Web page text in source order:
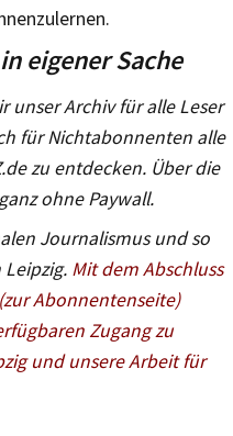
eigener Sache
unser Archiv für alle Leser
für Nichtabonnenten alle
zu entdecken. Über die
ohne Paywall.
Journalismus und so
Mit dem Abschluss
Abonnentenseite)
Zugang zu
und unsere Arbeit für